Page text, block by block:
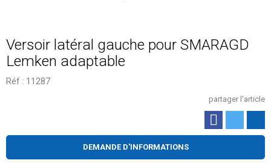
Versoir latéral gauche pour SMARAGD
Lemken adaptable
Réf : 11287
partager l'article
DEMANDE D'INFORMATIONS